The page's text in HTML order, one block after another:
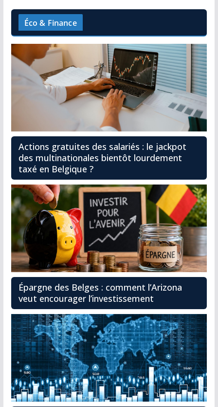
Éco & Finance
Actions gratuites des salariés : le jackpot
des multinationales bientôt lourdement
taxé en Belgique ?
Épargne des Belges : comment l’Arizona
veut encourager l’investissement